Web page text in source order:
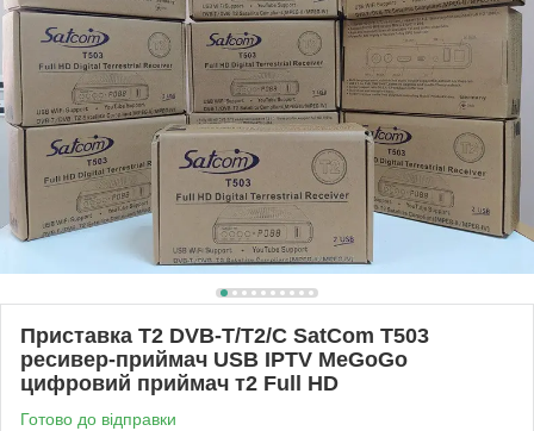
Приставка Т2 DVB-T/T2/C SatCom T503
ресивер-приймач USB IPTV MeGoGo
цифровий приймач т2 Full HD
Готово до відправки